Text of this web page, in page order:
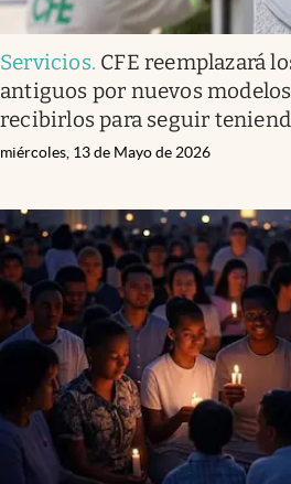
Servicios. CFE reemplazará
antiguos por nuevos
recibirlos para seguir
miércoles, 13 de Mayo de 2026